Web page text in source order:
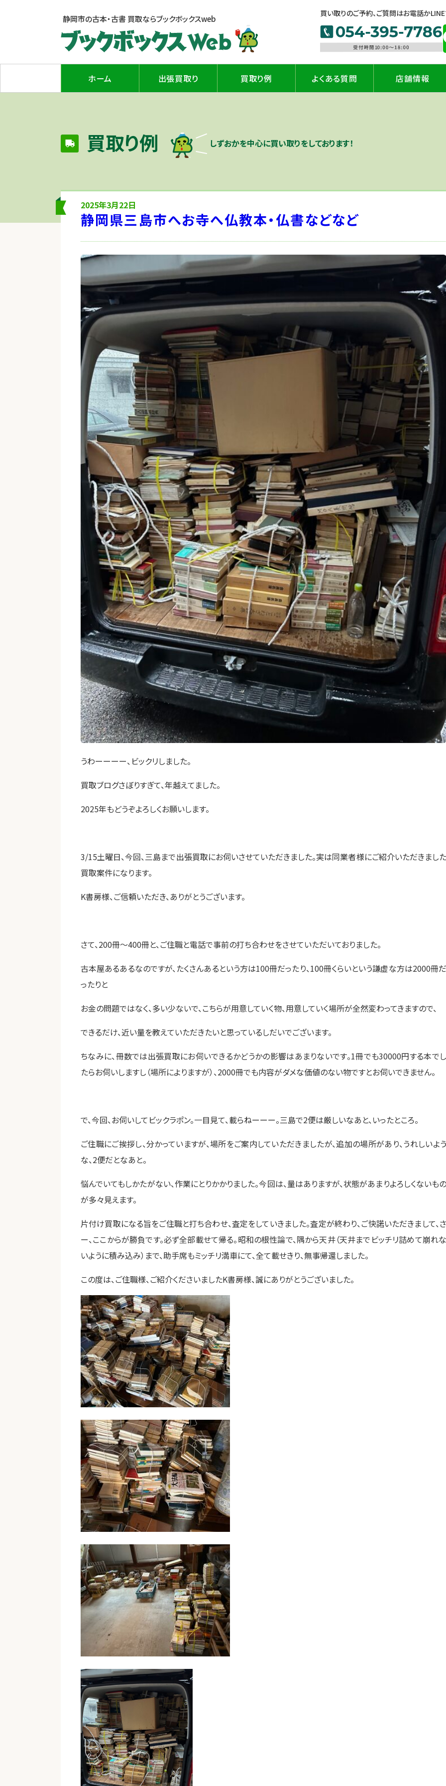
静岡市の古本・古書 買取ならブックボックスweb
買い取りのご予約、ご質問はお電話か
ホーム 出張買取り 買取り例 よくある質問 店舗情報
買取り例 しずおかを中心に買い取りをしております！
2025年3月22日
静岡県三島市へお寺へ仏教本・仏書などなど
うわーーーー、ビックリしました。
買取ブログさぼりすぎて、年越えてました。
2025年もどうぞよろしくお願いします。
3/15土曜日、今回、三島まで出張買取にお伺いさせていただきました。実は同業者様にご紹介いただきました
買取案件になります。
K書房様、ご信頼いただき、ありがとうございます。
さて、200冊～400冊と、ご住職と電話で事前の打ち合わせをさせていただいておりました。
古本屋あるあるなのですが、たくさんあるという方は100冊だったり、100冊くらいという謙虚な方は2000冊だ
ったりと
お金の問題ではなく、多い少ないで、こちらが用意していく物、用意していく場所が全然変わってきますので、
できるだけ、近い量を教えていただきたいと思っているしだいでございます。
ちなみに、冊数では出張買取にお伺いできるかどうかの影響はあまりないです。1冊でも30000円する本でし
たらお伺いしますし（場所によりますが）、2000冊でも内容がダメな価値のない物ですとお伺いできません。
で、今回、お伺いしてビックラポン。一目見て、載らねーーー。三島で2便は厳しいなあと、いったところ。
ご住職にご挨拶し、分かっていますが、場所をご案内していただきましたが、追加の場所があり、うれしいよう
な、2便だとなあと。
悩んでいてもしかたがない、作業にとりかかりました。今回は、量はありますが、状態があまりよろしくないもの
が多々見えます。
片付け買取になる旨をご住職と打ち合わせ、査定をしていきました。査定が終わり、ご快諾いただきまして、さ
ー、ここからが勝負です。必ず全部載せて帰る。昭和の根性論で、隅から天井（天井までビッチリ詰めて崩れな
いように積み込み）まで、助手席もミッチリ満車にて、全て載せきり、無事帰還しました。
この度は、ご住職様、ご紹介くださいましたK書房様、誠にありがとうございました。